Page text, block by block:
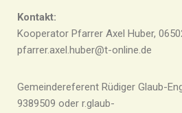
Kontakt:
Kooperator Pfarrer Axel Huber,
pfarrer.axel.huber@t-online.de
Gemeindereferent Rüdiger Glaub-
9389509 oder r.glaub-